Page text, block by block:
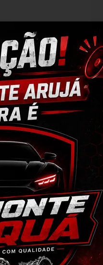
DEVOLUÇÕES
para realizar